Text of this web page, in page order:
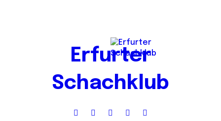
Erfurter
Schachklub